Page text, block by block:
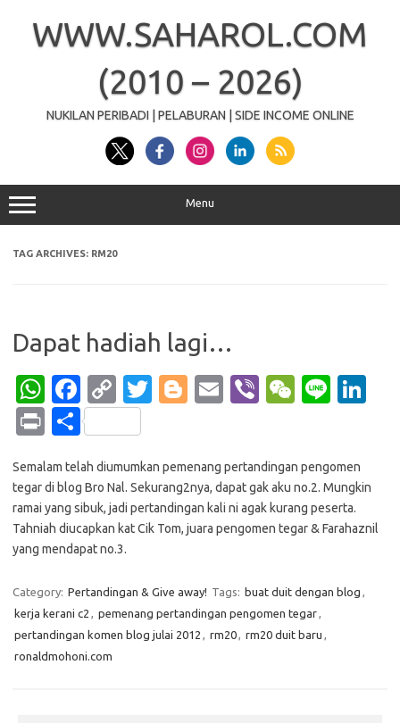
contentWWW.SAHAROL.COM
(2010 – 2026)
NUKILAN PERIBADI | PELABURAN | SIDE INCOME ONLINE
Menu
TAG ARCHIVES: RM20
Dapat hadiah lagi…
W
h
at
s
A
p
p
Fa
c
e
b
o
o
k
C
o
p
y
Li
n
k
T
te
r
Bl
g
er
E
Vi
W
h
at
Li
n
Pr
t
S
ar
e
Semalam telah diumumkan pemenang pertandingan pengomen
tegar di blog Bro Nal. Sekurang2nya, dapat gak aku no.2. Mungkin
ramai yang sibuk, jadi pertandingan kali ni agak kurang peserta.
Tahniah diucapkan kat Cik Tom, juara pengomen tegar & Farahaznil
yang mendapat no.3.
Category: Pertandingan & Give away! Tags: buat duit dengan blog ,
kerja kerani c2 , pemenang pertandingan pengomen tegar,
pertandingan komen blog julai 2012 , rm20, rm20 duit baru ,
ronaldmohoni.com